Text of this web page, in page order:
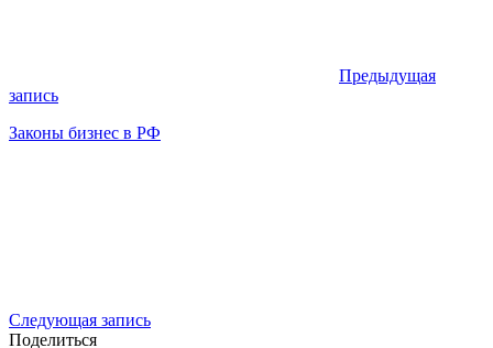
Предыдущая
запись
Законы бизнес в РФ
Следующая запись
Поделиться